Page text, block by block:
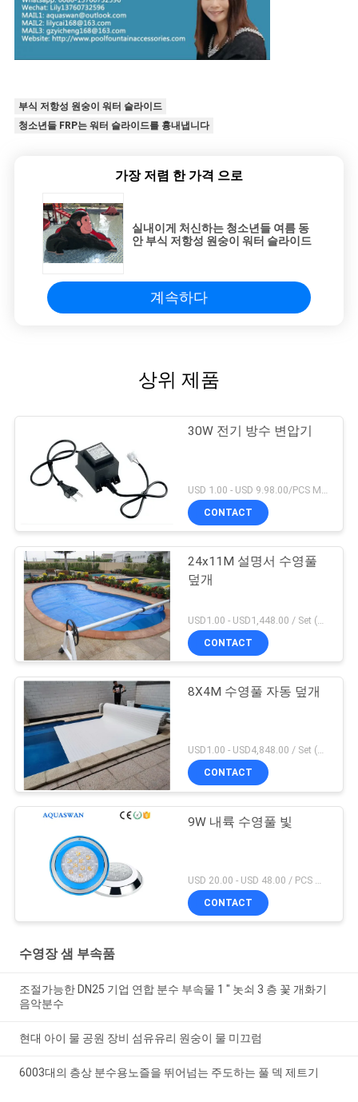
부식 저항성 원숭이 워터 슬라이드
청소년들 FRP는 워터 슬라이드를 흉내냅니다
가장 저렴 한 가격 으로
실내이게 처신하는 청소년들 여름 동
안 부식 저항성 원숭이 워터 슬라이드
계속하다
상위 제품
30W 전기 방수 변압기
CONTACT
24x11M 설명서 수영풀
덮개
CONTACT
8X4M 수영풀 자동 덮개
USD1.00 - USD4,848.00 / Set (Cover With Roller), Only Cover USD28.00 - USD40.00 / Square Meter MOQ:1 PC
CONTACT
9W 내륙 수영풀 빛
USD 20.00 - USD 48.00 / PCS MOQ:1 PC
CONTACT
수영장 샘 부속품
조절가능한 DN25 기업 연합 분수 부속물 1 " 놋쇠 3 층 꽃 개화기
음악분수
현대 아이 물 공원 장비 섬유유리 원숭이 물 미끄럼
6003대의 층상 분수용노즐을 뛰어넘는 주도하는 풀 덱 제트기